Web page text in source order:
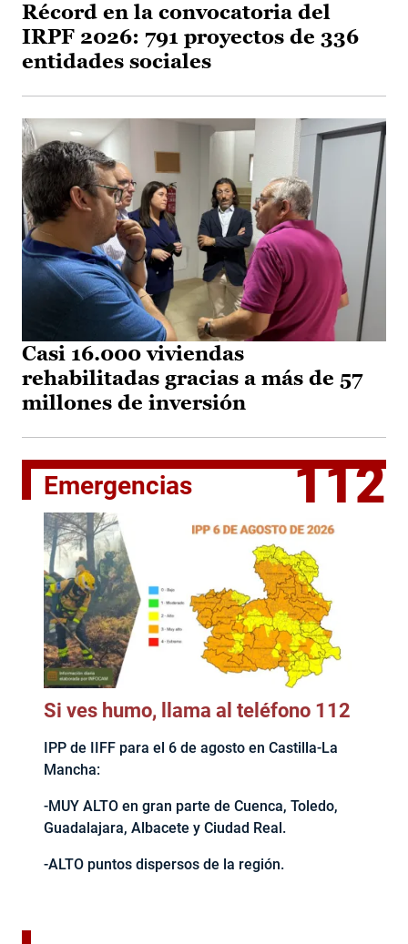
Récord en la convocatoria del
IRPF 2026: 791 proyectos de 336
entidades sociales
Casi 16.000 viviendas
rehabilitadas gracias a más de 57
millones de inversión
Emergencias 112
Si ves humo, llama al teléfono 112
IPP de IIFF para el 6 de agosto en Castilla-La
Mancha:
-MUY ALTO en gran parte de Cuenca, Toledo,
Guadalajara, Albacete y Ciudad Real.
-ALTO puntos dispersos de la región.